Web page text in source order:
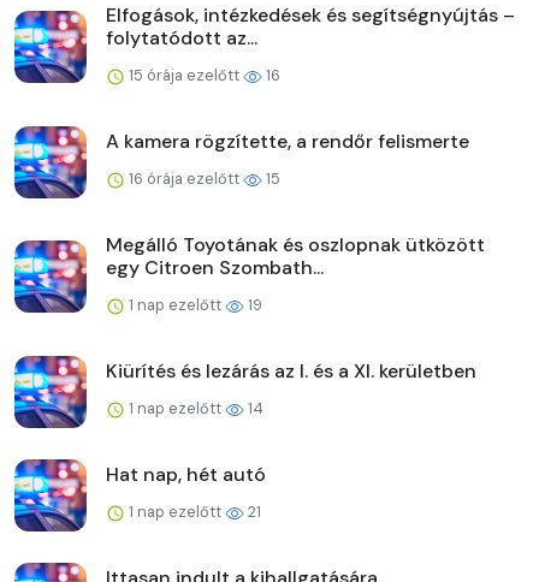
Elfogások, intézkedések és segítségnyújtás –
folytatódott az...
15 órája ezelőtt 16
A kamera rögzítette, a rendőr felismerte
16 órája ezelőtt 15
Megálló Toyotának és oszlopnak ütközött
egy Citroen Szombath...
1 nap ezelőtt 19
Kiürítés és lezárás az I. és a XI. kerületben
1 nap ezelőtt 14
Hat nap, hét autó
1 nap ezelőtt 21